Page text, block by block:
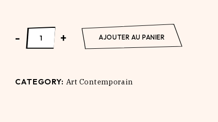
Life is Beautiful splash blue quantity
- + AJOUTER AU PANIER
CATEGORY: Art Contemporain